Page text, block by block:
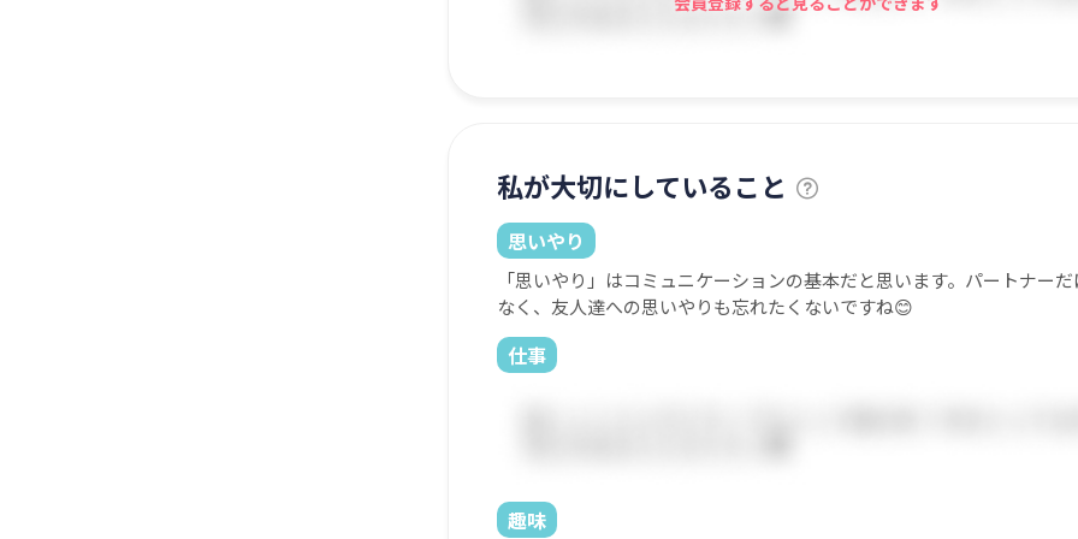
私が大切にしていること
思いやり
「思いやり」はコミュニケーションの基本だと思います。パートナー
なく、友人達への思いやりも忘れたくないですね😊
仕事
趣味